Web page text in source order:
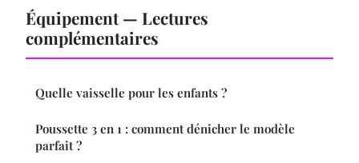
Équipement — Lectures
complémentaires
Quelle vaisselle pour les enfants ?
Poussette 3 en 1 : comment dénicher le modèle
parfait ?